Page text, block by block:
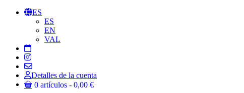
Saltar
ES
ES
EN
VAL
Detalles de la cuenta
0 artículos
0,00 €